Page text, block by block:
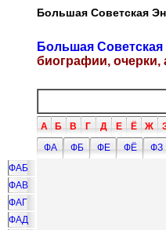
Большая Советская
Большая
биографии, очерки,
А Б В Г Д Е Ё Ж
ФА
ФБ ФЕ ФЁ ФЗ
ФАБ
ФАВ
ФАГ
ФАД